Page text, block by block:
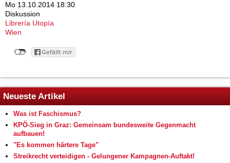
Mo 13.10.2014 18:30
Diskussion
Librería Utopía
Wien
Neueste Artikel
Was ist Faschismus?
KPÖ-Sieg in Graz: Gemeinsam bundesweite Gegenmacht
aufbauen!
"Es kommen härtere Tage"
Streikrecht verteidigen - Gelungener Kampagnen-Auftakt!